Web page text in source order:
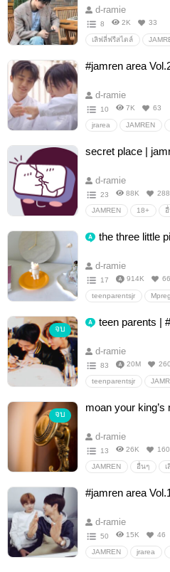
d-ramie
8 2K 33
เลิฟลี่ฟรีสไตล์
#jamren area
d-ramie
10 7K 63
jrarea JAMREN
secret place |
d-ramie
23 88K 288
JAMREN 18+
the three little
d-ramie
17 914K 66
teenparentsjr Mpreg
จบ
teen parents |
d-ramie
83 20M 260
teenparentsjr
จบ
moan your
d-ramie
13 26K 160
JAMREN อื่นๆ
#jamren area
d-ramie
50 15K 46
JAMREN jrarea